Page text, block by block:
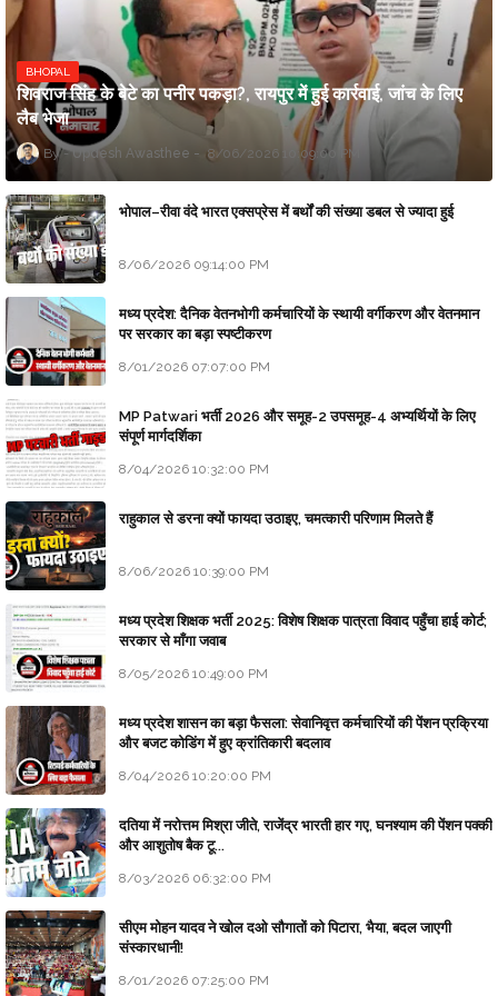
BHOPAL
शिवराज सिंह के बेटे का पनीर पकड़ा?, रायपुर में हुई कार्रवाई, जांच के लिए
लैब भेजा
Updesh Awasthee 8/06/2026 10:09:00 PM
भोपाल–रीवा वंदे भारत एक्सप्रेस में बर्थों की संख्या डबल से ज्यादा हुई
8/06/2026 09:14:00 PM
मध्य प्रदेश: दैनिक वेतनभोगी कर्मचारियों के स्थायी वर्गीकरण और वेतनमान
पर सरकार का बड़ा स्पष्टीकरण
8/01/2026 07:07:00 PM
MP Patwari भर्ती 2026 और समूह-2 उपसमूह-4 अभ्यर्थियों के लिए
संपूर्ण मार्गदर्शिका
8/04/2026 10:32:00 PM
राहुकाल से डरना क्यों फायदा उठाइए, चमत्कारी परिणाम मिलते हैं
8/06/2026 10:39:00 PM
मध्य प्रदेश शिक्षक भर्ती 2025: विशेष शिक्षक पात्रता विवाद पहुँचा हाई कोर्ट;
सरकार से माँगा जवाब
8/05/2026 10:49:00 PM
मध्य प्रदेश शासन का बड़ा फैसला: सेवानिवृत्त कर्मचारियों की पेंशन प्रक्रिया
और बजट कोडिंग में हुए क्रांतिकारी बदलाव
8/04/2026 10:20:00 PM
दतिया में नरोत्तम मिश्रा जीते, राजेंद्र भारती हार गए, घनश्याम की पेंशन पक्की
और आशुतोष बैक टू...
8/03/2026 06:32:00 PM
सीएम मोहन यादव ने खोल दओ सौगातों को पिटारा, भैया, बदल जाएगी
संस्कारधानी!
8/01/2026 07:25:00 PM